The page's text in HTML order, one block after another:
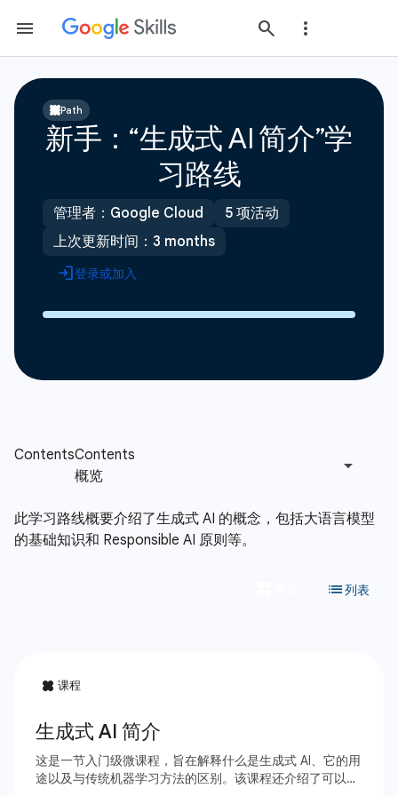
Path
新手：“生成式 AI 简介”学
习路线
管理者：Google Cloud
5 项活动
上次更新时间：3 months
登录或加入
此学习路线概要介绍了生成式 AI 的概念，包括大语言模型
的基础知识和 Responsible AI 原则等。